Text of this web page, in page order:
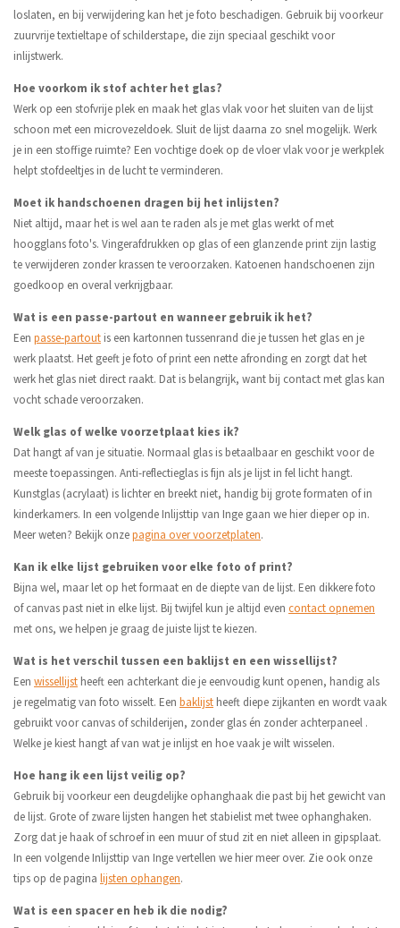
loslaten, en bij verwijdering kan het je foto beschadigen. Gebruik bij voorkeur
zuurvrije textieltape of schilderstape, die zijn speciaal geschikt voor
inlijstwerk.
Hoe voorkom ik stof achter het glas?
Werk op een stofvrije plek en maak het glas vlak voor het sluiten van de lijst
schoon met een microvezeldoek. Sluit de lijst daarna zo snel mogelijk. Werk
je in een stoffige ruimte? Een vochtige doek op de vloer vlak voor je werkplek
helpt stofdeeltjes in de lucht te verminderen.
Moet ik handschoenen dragen bij het inlijsten?
Niet altijd, maar het is wel aan te raden als je met glas werkt of met
hoogglans foto's. Vingerafdrukken op glas of een glanzende print zijn lastig
te verwijderen zonder krassen te veroorzaken. Katoenen handschoenen zijn
goedkoop en overal verkrijgbaar.
Wat is een passe-partout en wanneer gebruik ik het?
Een passe-partoutis een kartonnen tussenrand die je tussen het glas en je
werk plaatst. Het geeft je foto of print een nette afronding en zorgt dat het
werk het glas niet direct raakt. Dat is belangrijk, want bij contact met glas kan
vocht schade veroorzaken.
Welk glas of welke voorzetplaat kies ik?
Dat hangt af van je situatie. Normaal glas is betaalbaar en geschikt voor de
meeste toepassingen. Anti-reflectieglas is fijn als je lijst in fel licht hangt.
Kunstglas (acrylaat) is lichter en breekt niet, handig bij grote formaten of in
kinderkamers. In een volgende Inlijsttip van Inge gaan we hier dieper op in.
Meer weten? Bekijk onzepagina over voorzetplaten.
Kan ik elke lijst gebruiken voor elke foto of print?
Bijna wel, maar let op het formaat en de diepte van de lijst. Een dikkere foto
of canvas past niet in elke lijst. Bij twijfel kun je altijd even contact opnemen
met ons, we helpen je graag de juiste lijst te kiezen.
Wat is het verschil tussen een baklijst en een wissellijst?
Een wissellijstheeft een achterkant die je eenvoudig kunt openen, handig als
je regelmatig van foto wisselt. Een baklijstheeft diepe zijkanten en wordt vaak
gebruikt voor canvas of schilderijen, zonder glas én zonder achterpaneel .
Welke je kiest hangt af van wat je inlijst en hoe vaak je wilt wisselen.
Hoe hang ik een lijst veilig op?
Gebruik bij voorkeur een deugdelijke ophanghaak die past bij het gewicht van
de lijst. Grote of zware lijsten hangen het stabielist met twee ophanghaken.
Zorg dat je haak of schroef in een muur of stud zit en niet alleen in gipsplaat.
In een volgende Inlijsttip van Inge vertellen we hier meer over. Zie ook onze
tips op de pagina lijsten ophangen.
Wat is een spacer en heb ik die nodig?